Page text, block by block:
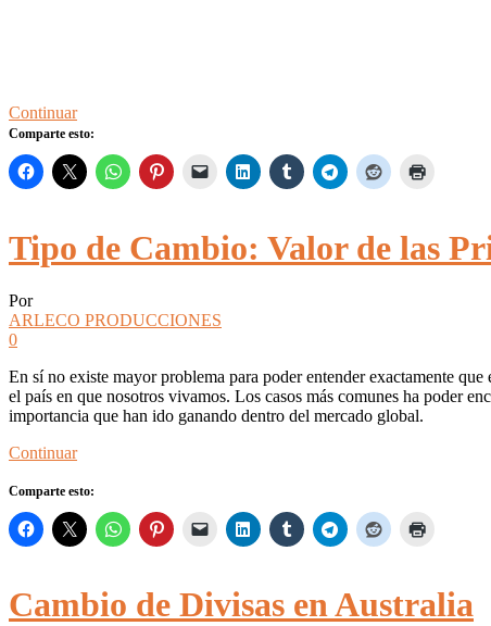
Continuar
Comparte esto:
Tipo de Cambio: Valor de las
Por
ARLECO PRODUCCIONES
0
En sí no existe mayor problema para poder entender exactamente que
el país en que nosotros vivamos. Los casos más comunes ha poder
importancia que han ido ganando dentro del mercado global.
Continuar
Comparte esto:
Cambio de Divisas en Australia